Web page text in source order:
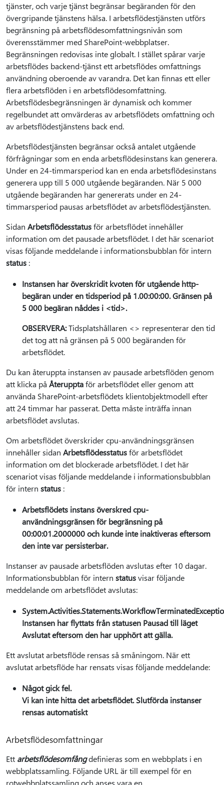
tjänster, och varje tjänst begränsar begäranden för den
övergripande tjänstens hälsa. I arbetsflödestjänsten utförs
begränsning på arbetsflödesomfattningsnivån som
överensstämmer med SharePoint-webbplatser.
Begränsningen redovisas inte globalt. I stället spårar varje
arbetsflödes backend-tjänst ett arbetsflödes omfattnings
användning oberoende av varandra. Det kan finnas ett eller
flera arbetsflöden i en arbetsflödesomfattning.
Arbetsflödesbegränsningen är dynamisk och kommer
regelbundet att omvärderas av arbetsflödets omfattning och
av arbetsflödestjänstens back end.
Arbetsflödestjänsten begränsar också antalet utgående
förfrågningar som en enda arbetsflödesinstans kan generera.
Under en 24-timmarsperiod kan en enda arbetsflödesinstans
generera upp till 5 000 utgående begäranden. När 5 000
utgående begäranden har genererats under en 24-
timmarsperiod pausas arbetsflödet av arbetsflödestjänsten.
Sidan Arbetsflödesstatusför arbetsflödet innehåller
information om det pausade arbetsflödet. I det här scenariot
visas följande meddelande i informationsbubblan för intern
status :
Instansen har överskridit kvoten för utgående http-
begäran under en tidsperiod på 1.00:00:00. Gränsen på
5 000 begäran nåddes i <tid>.
OBSERVERA:Tidsplatshållaren <> representerar den tid
det tog att nå gränsen på 5 000 begäranden för
arbetsflödet.
Du kan återuppta instansen av pausade arbetsflöden genom
att klicka på Återupptaför arbetsflödet eller genom att
använda SharePoint-arbetsflödets klientobjektmodell efter
att 24 timmar har passerat. Detta måste inträffa innan
arbetsflödet avslutas.
Om arbetsflödet överskrider cpu-användningsgränsen
innehåller sidan Arbetsflödesstatusför arbetsflödet
information om det blockerade arbetsflödet. I det här
scenariot visas följande meddelande i informationsbubblan
för intern status :
Arbetsflödets instans överskred cpu-
användningsgränsen för begränsning på
00:00:01.2000000 och kunde inte inaktiveras eftersom
den inte var persisterbar.
Instanser av pausade arbetsflöden avslutas efter 10 dagar.
Informationsbubblan för intern statusvisar följande
meddelande om arbetsflödet avslutas:
Instansen har flyttats från statusen Pausad till läget
Avslutat eftersom den har upphört att gälla.
Ett avslutat arbetsflöde rensas så småningom. När ett
avslutat arbetsflöde har rensats visas följande meddelande:
Något gick fel.
Vi kan inte hitta det arbetsflödet. Slutförda instanser
rensas automatiskt
Arbetsflödesomfattningar
Ett arbetsflödesomfångdefinieras som en webbplats i en
webbplatssamling. Följande URL är till exempel för en
rotwebbplatssamling och anses vara en